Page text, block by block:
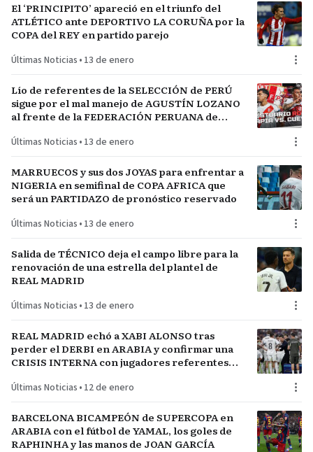
El ‘PRINCIPITO’ apareció en el triunfo del
ATLÉTICO ante DEPORTIVO LA CORUÑA por la
COPA del REY en partido parejo
Últimas Noticias • 13 de enero
Lío de referentes de la SELECCIÓN de PERÚ
sigue por el mal manejo de AGUSTÍN LOZANO
al frente de la FEDERACIÓN PERUANA de
Últimas Noticias • 13 de enero
MARRUECOS y sus dos JOYAS para enfrentar a
NIGERIA en semifinal de COPA AFRICA que
será un PARTIDAZO de pronóstico reservado
Últimas Noticias • 13 de enero
Salida de TÉCNICO deja el campo libre para la
renovación de una estrella del plantel de
REAL MADRID
Últimas Noticias • 13 de enero
REAL MADRID echó a XABI ALONSO tras
perder el DERBI en ARABIA y confirmar una
CRISIS INTERNA con jugadores referentes
Últimas Noticias • 12 de enero
BARCELONA BICAMPEÓN de SUPERCOPA en
ARABIA con el fútbol de YAMAL, los goles de
RAPHINHA y las manos de JOAN GARCÍA